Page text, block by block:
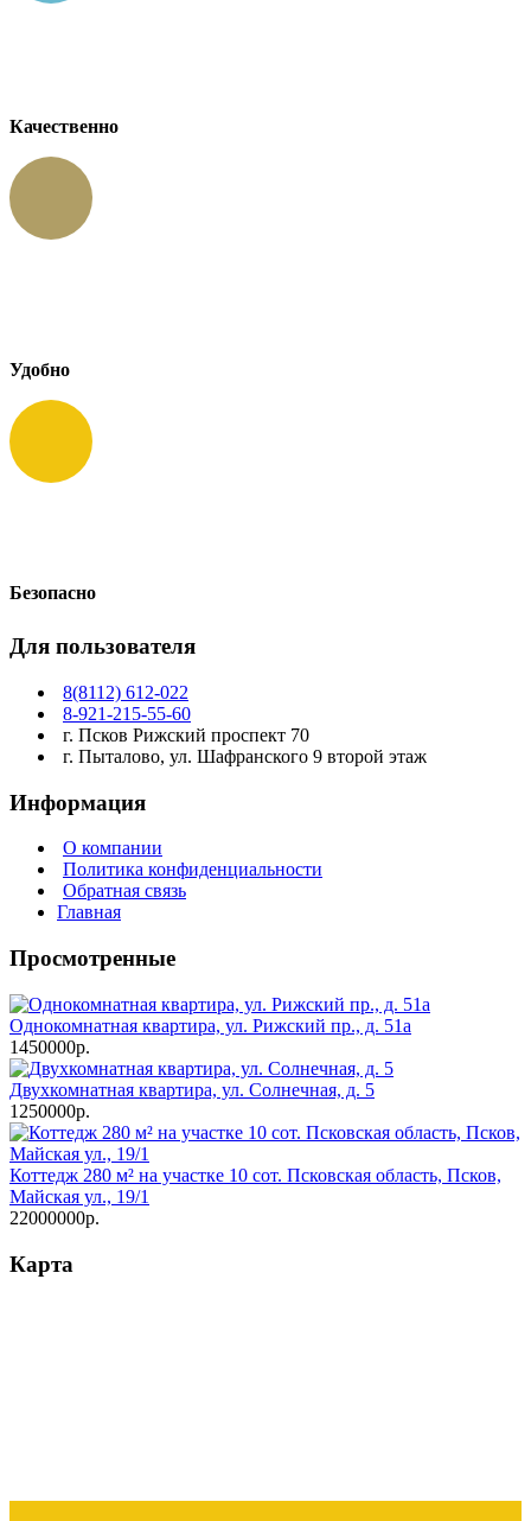
Качественно
Удобно
Безопасно
Для пользователя
8(8112) 612-022
8-921-215-55-60
г. Псков Рижский проспект 70
г. Пыталово, ул. Шафранского 9 второй этаж
Информация
О компании
Политика конфиденциальности
Обратная связь
Главная
Просмотренные
Однокомнатная квартира, ул. Рижский пр., д. 51а
1450000р.
Двухкомнатная квартира, ул. Солнечная, д. 5
1250000р.
Коттедж 280 м² на участке 10 сот. Псковская область, Псков,
Майская ул., 19/1
22000000р.
Карта